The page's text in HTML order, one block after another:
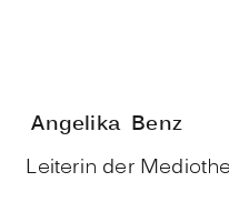
Angelika Benz
Leiterin der